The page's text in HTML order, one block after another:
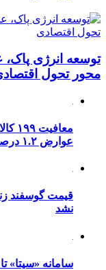
توسعه انرژی پاک،
محور تحول
عوارض ۱.۲ درصدی واردات
نشد
سامانه «سیتا»